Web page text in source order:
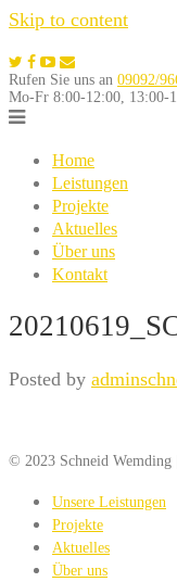
Skip to content
Rufen Sie uns an 09092/
Mo-Fr 8:00-12:00, 13:00-
Home
Leistungen
Projekte
Aktuelles
Über uns
Kontakt
Posted by
© 2023 Schneid Wemding
Unsere Leistungen
Projekte
Aktuelles
Über uns